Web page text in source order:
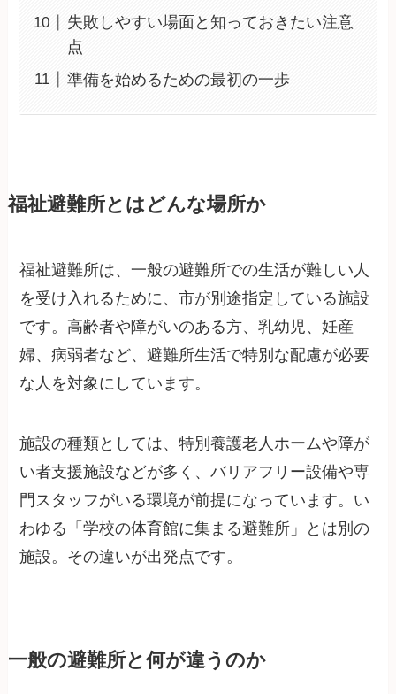
失敗しやすい場面と知っておきたい注意
点
準備を始めるための最初の一歩
福祉避難所とはどんな場所か
福祉避難所は、一般の避難所での生活が難しい人
を受け入れるために、市が別途指定している施設
です。高齢者や障がいのある方、乳幼児、妊産
婦、病弱者など、避難所生活で特別な配慮が必要
な人を対象にしています。
施設の種類としては、特別養護老人ホームや障が
い者支援施設などが多く、バリアフリー設備や専
門スタッフがいる環境が前提になっています。い
わゆる「学校の体育館に集まる避難所」とは別の
施設。その違いが出発点です。
一般の避難所と何が違うのか